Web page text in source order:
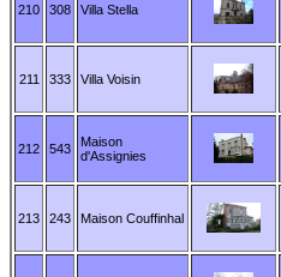
210 308 Villa Stella
211 333 Villa Voisin
212 543
Maison
d'Assignies
213 243 Maison Couffinhal